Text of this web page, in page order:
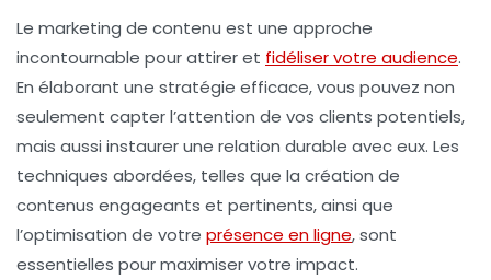
Le marketing de contenu est une approche
incontournable pour attirer et fidéliser votre audience.
En élaborant une stratégie efficace, vous pouvez non
seulement capter l’attention de vos clients potentiels,
mais aussi instaurer une relation durable avec eux. Les
techniques abordées, telles que la création de
contenus engageants et pertinents, ainsi que
l’optimisation de votre présence en ligne, sont
essentielles pour maximiser votre impact.